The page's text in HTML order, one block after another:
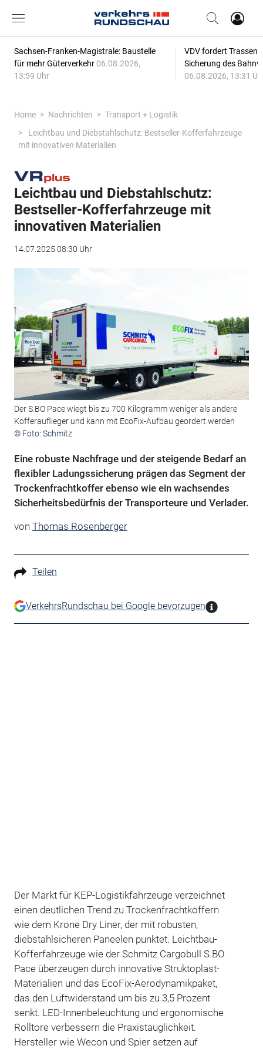
Sachsen-Franken-Magistrale: Baustelle
für mehr Güterverkehr 06.08.2026,
13:59 Uhr
VDV fordert
Sicherung des
06.08.2026, 13:31
Home Nachrichten
Transport + Logistik
Leichtbau und Diebstahlschutz: Bestseller-Kofferfahrzeuge
mit innovativen Materialien
Leichtbau und Diebstahlschutz:
Bestseller-Kofferfahrzeuge mit
innovativen Materialien
14.07.2025 08:30 Uhr
Der S.BO Pace wiegt bis zu 700 Kilogramm weniger als andere
Kofferauflieger und kann mit EcoFix-Aufbau geordert werden
© Foto: Schmitz
Eine robuste Nachfrage und der steigende Bedarf an
flexibler Ladungssicherung prägen das Segment der
Trockenfrachtkoffer ebenso wie ein wachsendes
Sicherheitsbedürfnis der Transporteure und Verlader.
von Thomas Rosenberger
Teilen
VerkehrsRundschau bei Google bevorzugen
Der Markt für KEP-Logistikfahrzeuge verzeichnet
einen deutlichen Trend zu Trockenfrachtkoffern
wie dem Krone Dry Liner, der mit robusten,
diebstahlsicheren Paneelen punktet. Leichtbau-
Kofferfahrzeuge wie der Schmitz Cargobull S.BO
Pace überzeugen durch innovative Struktoplast-
Materialien und das EcoFix-Aerodynamikpaket,
das den Luftwiderstand um bis zu 3,5 Prozent
senkt. LED-Innenbeleuchtung und ergonomische
Rolltore verbessern die Praxistauglichkeit.
Hersteller wie Wecon und Spier setzen auf